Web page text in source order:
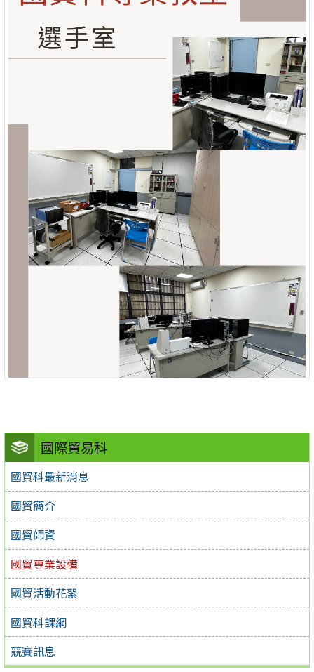
國際貿易科
國貿科最新消息
國貿簡介
國貿師資
國貿專業設備
國貿活動花絮
國貿科課綱
競賽訊息